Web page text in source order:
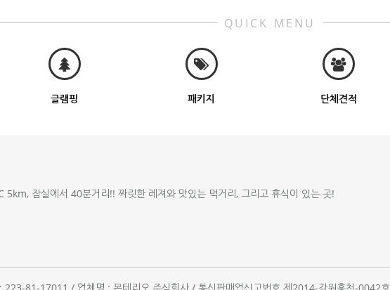
QUICK MENU
글램핑 패키지 단체견적
5km, 잠실에서 40분거리!! 짜릿한 레져와 맛있는 먹거리, 그리고 휴식이 있는 곳!